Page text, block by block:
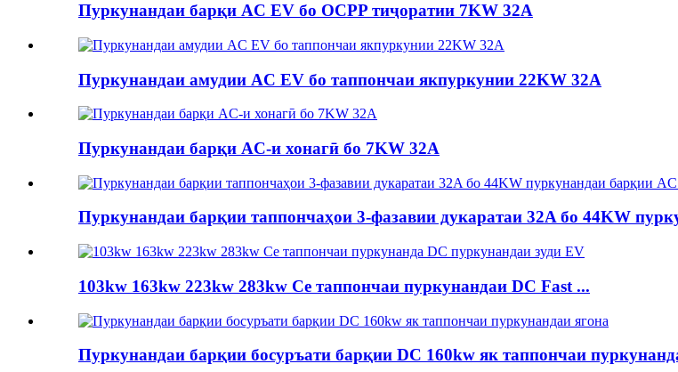
Пуркунандаи барқи AC EV бо OCPP тиҷоратии 7KW 32A
Пуркунандаи амудии AC EV бо таппончаи якпуркунии 22KW 32A
Пуркунандаи барқи AC-и хонагӣ бо 7KW 32A
Пуркунандаи барқии таппончаҳои 3-фазавии дукаратаи 32A бо 44KW
103kw 163kw 223kw 283kw Се таппончаи пуркунандаи DC Fast ...
Пуркунандаи барқии босуръати барқии DC 160kw як таппончаи